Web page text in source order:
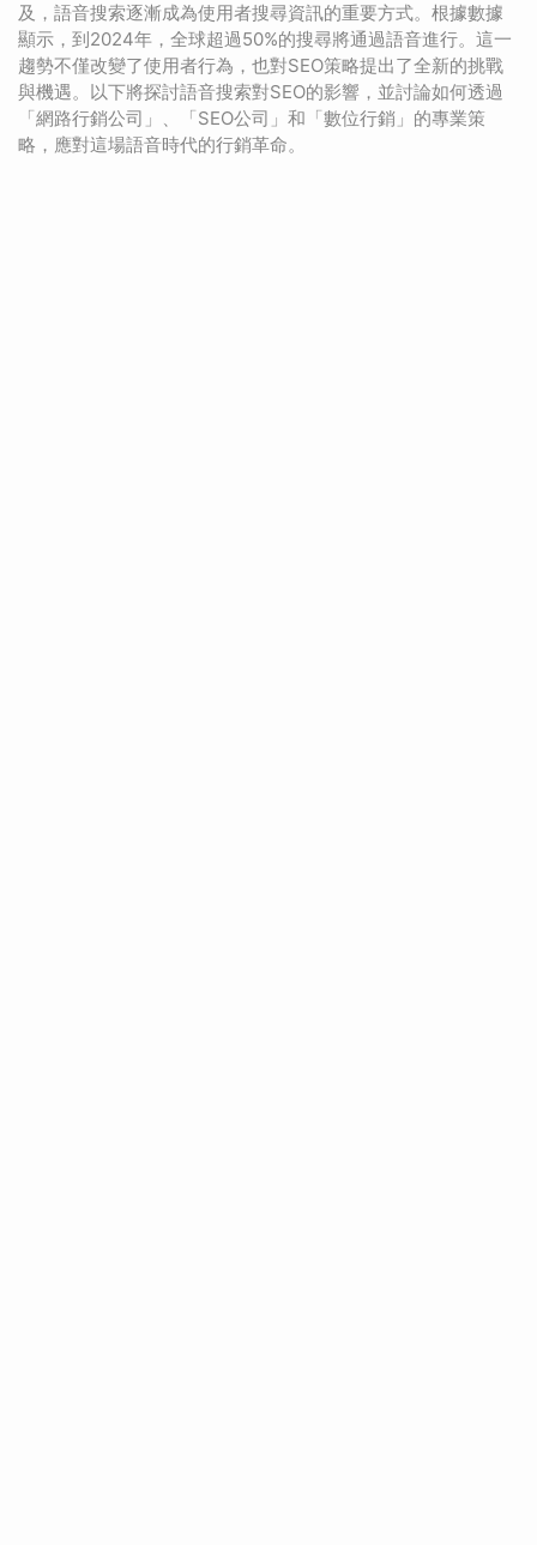
及，語音搜索逐漸成為使用者搜尋資訊的重要方式。根據數據
顯示，到2024年，全球超過50%的搜尋將通過語音進行。這一
趨勢不僅改變了使用者行為，也對SEO策略提出了全新的挑戰
與機遇。以下將探討語音搜索對SEO的影響，並討論如何透過
「網路行銷公司」、「SEO公司」和「數位行銷」的專業策
略，應對這場語音時代的行銷革命。